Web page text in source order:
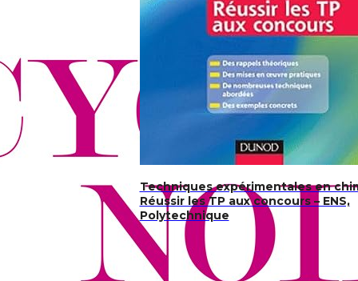
Techniques expérimentales en
Réussir les TP aux concours – ENS,
Polytechnique